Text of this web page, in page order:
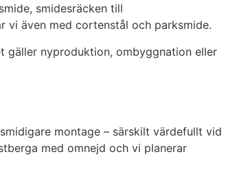
smidesräcken till
vi även med cortenstål och parksmide.
gäller nyproduktion, ombyggnation eller
montage – särskilt värdefullt vid
med omnejd och vi planerar